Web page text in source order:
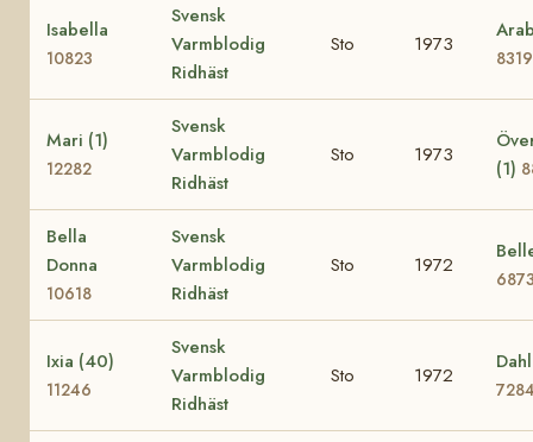
Isabella
10823
Svensk
Varmblodig
Ridhäst
Sto 1973
8319
Mari (1)
12282
Svensk
Varmblodig
Ridhäst
Sto 1973
(1)
Bella
Donna
10618
Svensk
Varmblodig
Ridhäst
Sto 1972
Ixia (40)
11246
Svensk
Varmblodig
Ridhäst
Sto 1972